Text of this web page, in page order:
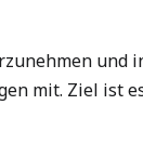
und
mit. Ziel ist